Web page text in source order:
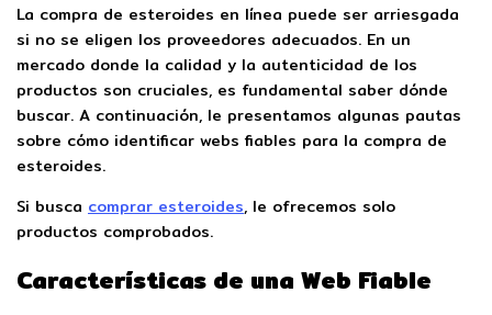
La compra de esteroides en línea puede ser arriesgada
si no se eligen los proveedores adecuados. En un
mercado donde la calidad y la autenticidad de los
productos son cruciales, es fundamental saber dónde
buscar. A continuación, le presentamos algunas pautas
sobre cómo identificar webs fiables para la compra de
esteroides.
Si busca comprar esteroides, le ofrecemos solo
productos comprobados.
Características de una Web Fiable